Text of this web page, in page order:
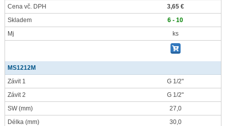
Cena vč. DPH
3,65 €
Skladem
6 - 10
Mj
ks
MS1212M
Závit 1
G 1/2"
Závit 2
G 1/2"
SW(mm)
27,0
Délka (mm)
30,0